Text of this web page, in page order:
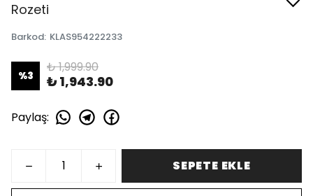
Rozeti
Barkod: KLAS954222233
%3
₺ 1,999.90
₺ 1,943.90
Paylaş:
SEPETE EKLE